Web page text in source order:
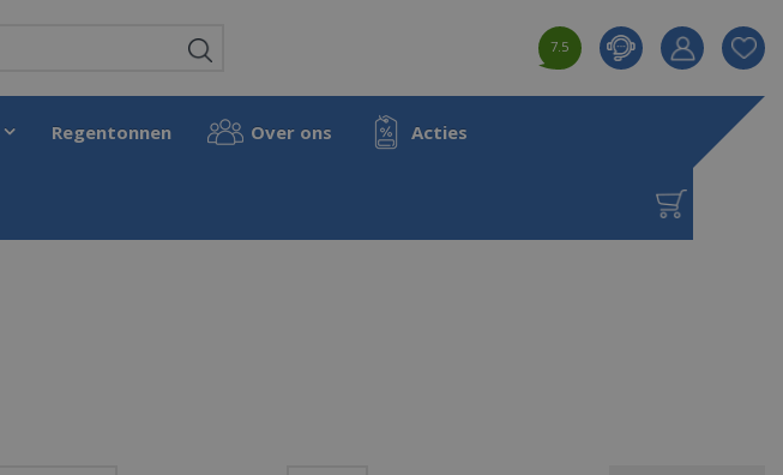
7.5
Product
aan
Regentonnen Over ons Acties